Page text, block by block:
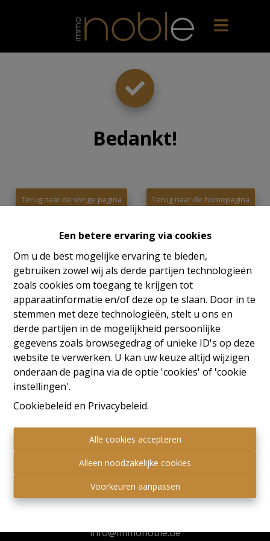
Een betere ervaring via cookies
Om u de best mogelijke ervaring te bieden,
gebruiken zowel wij als derde partijen technologieën
zoals cookies om toegang te krijgen tot
apparaatinformatie en/of deze op te slaan. Door in te
stemmen met deze technologieën, stelt u ons en
derde partijen in de mogelijkheid persoonlijke
gegevens zoals browsegedrag of unieke ID's op deze
website te verwerken. U kan uw keuze altijd wijzigen
onderaan de pagina via de optie 'cookies' of 'cookie
instellingen'.
Cookiebeleid en Privacybeleid.
Alle cookies accepteren
Alleen noodzakelijke cookies
Voorkeuren aanpassen
Bedankt!
Terug naar de vorige pagina Terug naar de homepagina
Immo Noble
Kuringersteenweg 517
3511 Hasselt
info@immonoble.be